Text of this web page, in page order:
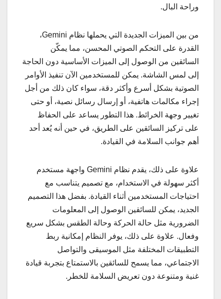
وراحة البال.
من بين الميزات الجديدة التي يحملها نظام Gemini،
القدرة على التحكم الصوتي المحسن، مما يمكّن
السائقين من الوصول إلى الميزات الأساسية دون الحاجة
إلى لمس الشاشة. يمكن للمستخدمين الآن تنفيذ الأوامر
الصوتية بشكل أسرع وأكثر دقة، سواء كان ذلك من أجل
إجراء مكالمات هاتفية، أو إرسال رسائل نصية، أو حتى
تغيير وجهة الخرائط. هذا التطور يساعد على الحفاظ
على تركيز السائقين على الطريق، في حين أنه يُعد أحد
أهم جوانب السلامة في القيادة.
علاوة على ذلك، يقدم نظام Gemini واجهة مستخدم
أكثر سهولة في الاستخدام، مع تصميم يتناسب مع
احتياجات المستخدمين أثناء القيادة. بفضل هذا التصميم
الجديد، يمكن للسائقين الوصول إلى المعلومات
الضرورية مثل حالة الحركة وحالة الطقس بشكل سريع
وفعال. علاوة على ذلك، يوفر النظام إمكانية ربط
التطبيقات المختلفة مثل الموسيقى والتواصل
الاجتماعي، مما يسمح للسائقين بالاستمتاع بتجربة قيادة
غنية ومتنوعة دون تعريض السلامة للخطر.